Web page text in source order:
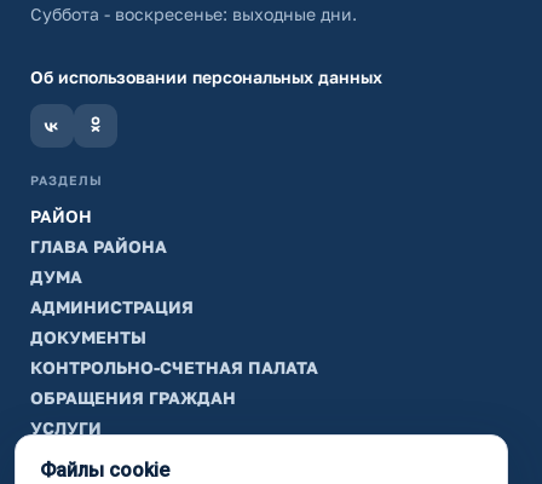
Суббота - воскресенье: выходные дни.
Об использовании персональных данных
РАЗДЕЛЫ
РАЙОН
ГЛАВА РАЙОНА
ДУМА
АДМИНИСТРАЦИЯ
ДОКУМЕНТЫ
КОНТРОЛЬНО-СЧЕТНАЯ ПАЛАТА
ОБРАЩЕНИЯ ГРАЖДАН
УСЛУГИ
ТИК
Файлы cookie